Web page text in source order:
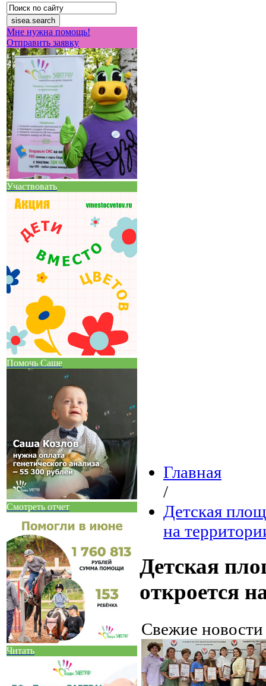
Мне нужна помощь!
Отправить заявку
Участвовать
Помочь Саше
Смотреть отчет
Читать
Главная
/
Детская
на
Детская
откроется
Свежие